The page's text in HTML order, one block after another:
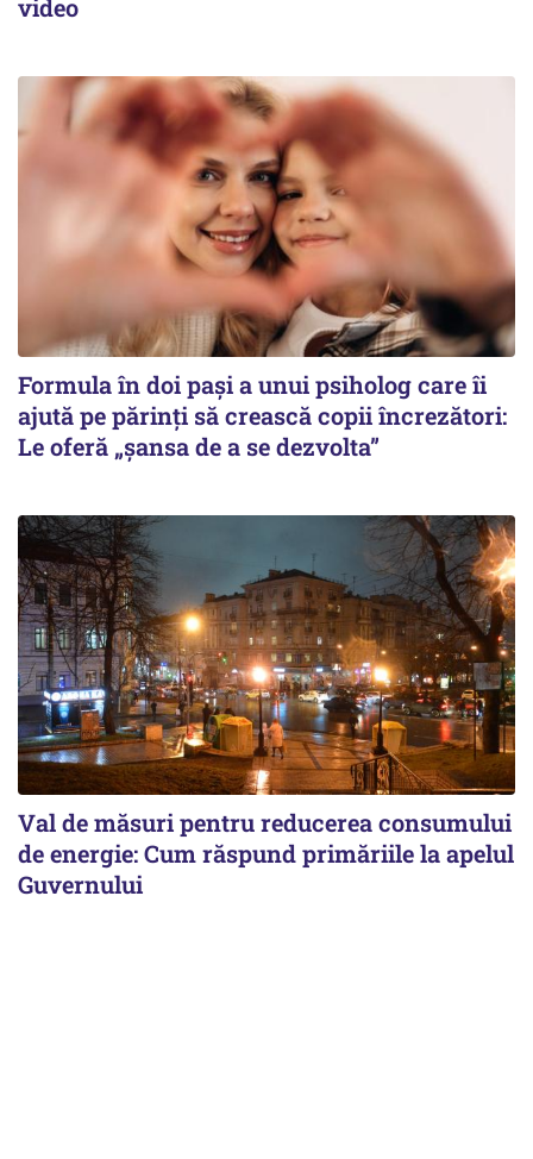
video
Formula în doi pași a unui psiholog care îi
ajută pe părinți să crească copii încrezători:
Le oferă „șansa de a se dezvolta”
Val de măsuri pentru reducerea consumului
de energie: Cum răspund primăriile la apelul
Guvernului